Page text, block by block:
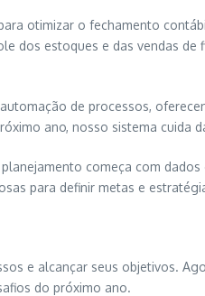
otimizar o fechamento
dos estoques e das vendas
de processos,
ano, nosso sistema cuida
começa com
para definir metas e
e alcançar seus objetivos.
do próximo ano.